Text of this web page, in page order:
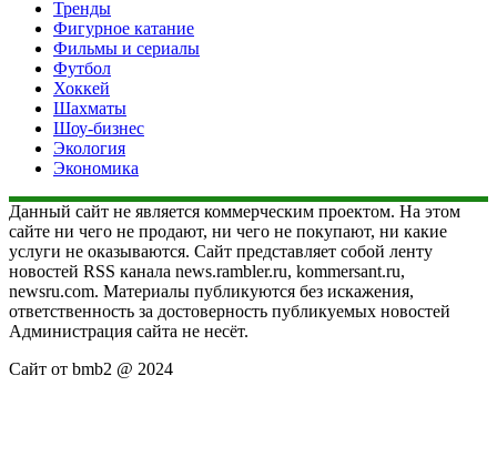
Тренды
Фигурное катание
Фильмы и сериалы
Футбол
Хоккей
Шахматы
Шоу-бизнес
Экология
Экономика
Данный сайт не является коммерческим проектом. На этом
сайте ни чего не продают, ни чего не покупают, ни какие
услуги не оказываются. Сайт представляет собой ленту
новостей RSS канала news.rambler.ru, kommersant.ru,
newsru.com. Материалы публикуются без искажения,
ответственность за достоверность публикуемых новостей
Администрация сайта не несёт.
Сайт от bmb2 @ 2024